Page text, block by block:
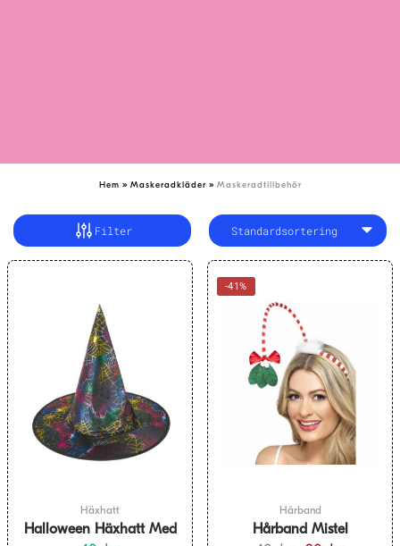
Hem » Maskeradkläder» Maskeradtillbehör
Filter
Häxhatt
Halloween Häxhatt Med
-41%
Hårband
Hårband Mistel